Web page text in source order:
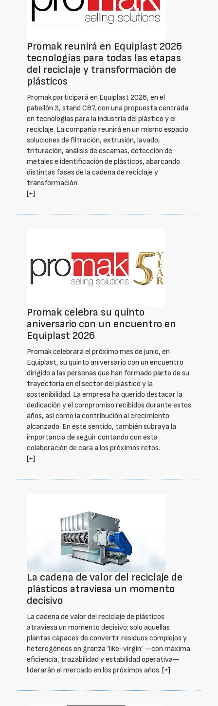
Promak reunirá en Equiplast 2026
tecnologías para todas las etapas
del reciclaje y transformación de
plásticos
Promak participará en Equiplast 2026, en el
pabellón 3, stand C87, con una propuesta centrada
en tecnologías para la industria del plástico y el
reciclaje. La compañía reunirá en un mismo espacio
soluciones de filtración, extrusión, lavado,
trituración, análisis de escamas, detección de
metales e identificación de plásticos, abarcando
distintas fases de la cadena de reciclaje y
transformación.
[+]
Promak celebra su quinto
aniversario con un encuentro en
Equiplast 2026
Promak celebrará el próximo mes de junio, en
Equiplast, su quinto aniversario con un encuentro
dirigido a las personas que han formado parte de su
trayectoria en el sector del plástico y la
sostenibilidad. La empresa ha querido destacar la
dedicación y el compromiso recibidos durante estos
años, así como la contribución al crecimiento
alcanzado. En este sentido, también subraya la
importancia de seguir contando con esta
colaboración de cara a los próximos retos.
[+]
La cadena de valor del reciclaje de
plásticos atraviesa un momento
decisivo
La cadena de valor del reciclaje de plásticos
atraviesa un momento decisivo: solo aquellas
plantas capaces de convertir residuos complejos y
heterogéneos en granza ‘like-virgin’ —con máxima
eficiencia, trazabilidad y estabilidad operativa—
liderarán el mercado en los próximos años. [+]